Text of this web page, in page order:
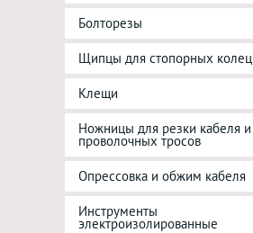
Болторезы
Щипцы для стопорных колец
Клещи
Ножницы для резки кабеля и
проволочных тросов
Опрессовка и обжим кабеля
Инструменты
электроизолированные